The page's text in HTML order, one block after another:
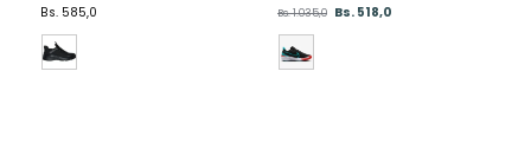
Bs.585,0 Bs.1.035,0 Bs. 518,0